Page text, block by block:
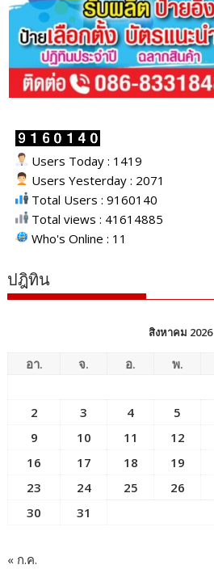
Users Today : 1419
Users Yesterday : 2071
Total Users : 9160140
Total views : 41614885
Who's Online : 11
ปฎิทิน
สิงหาคม 2026
อา. จ. อ. พ.
2
3 4 5
9
10 11 12
16
17 18 19
23
24 25 26
30
31
« ก.ค.